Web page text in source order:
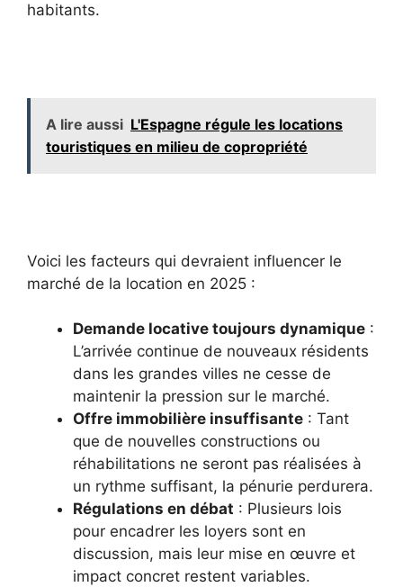
habitants.
A lire aussi L'Espagne régule les locations
touristiques en milieu de copropriété
Voici les facteurs qui devraient influencer le
marché de la location en 2025 :
Demande locative toujours dynamique :
L’arrivée continue de nouveaux résidents
dans les grandes villes ne cesse de
maintenir la pression sur le marché.
Offre immobilière insuffisante : Tant
que de nouvelles constructions ou
réhabilitations ne seront pas réalisées à
un rythme suffisant, la pénurie perdurera.
Régulations en débat : Plusieurs lois
pour encadrer les loyers sont en
discussion, mais leur mise en œuvre et
impact concret restent variables.